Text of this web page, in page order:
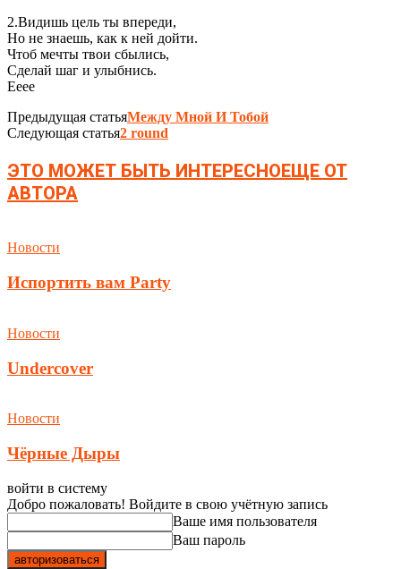
2.Видишь цель ты впереди,
Но не знаешь, как к ней дойти.
Чтоб мечты твои сбылись,
Сделай шаг и улыбнись.
Ееее
Предыдущая статьяМежду Мной И Тобой
Следующая статья2 round
ЭТО МОЖЕТ БЫТЬ ИНТЕРЕСНОЕЩЕ ОТ
АВТОРА
Новости
Испортить вам Party
Новости
Undercover
Новости
Чёрные Дыры
войти в систему
Добро пожаловать! Войдите в свою учётную запись
Ваше имя пользователя
Ваш пароль